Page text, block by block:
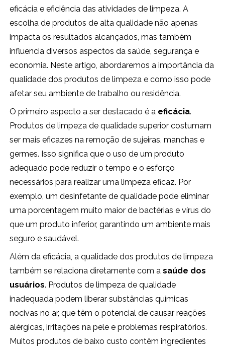
eficácia e eficiência das atividades de limpeza. A
escolha de produtos de alta qualidade não apenas
impacta os resultados alcançados, mas também
influencia diversos aspectos da saúde, segurança e
economia. Neste artigo, abordaremos a importância da
qualidade dos produtos de limpeza e como isso pode
afetar seu ambiente de trabalho ou residência.
O primeiro aspecto a ser destacado é a eficácia.
Produtos de limpeza de qualidade superior costumam
ser mais eficazes na remoção de sujeiras, manchas e
germes. Isso significa que o uso de um produto
adequado pode reduzir o tempo e o esforço
necessários para realizar uma limpeza eficaz. Por
exemplo, um desinfetante de qualidade pode eliminar
uma porcentagem muito maior de bactérias e vírus do
que um produto inferior, garantindo um ambiente mais
seguro e saudável.
Além da eficácia, a qualidade dos produtos de limpeza
também se relaciona diretamente com asaúde dos
usuários. Produtos de limpeza de qualidade
inadequada podem liberar substâncias químicas
nocivas no ar, que têm o potencial de causar reações
alérgicas, irritações na pele e problemas respiratórios.
Muitos produtos de baixo custo contêm ingredientes